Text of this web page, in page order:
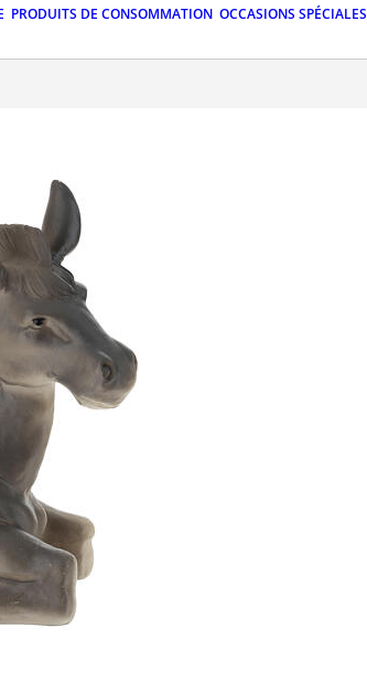
PRODUITS DE CONSOMMATION OCCASIONS SPÉCIALES